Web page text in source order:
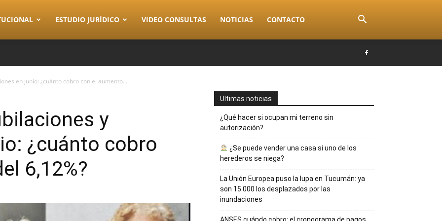
ESTUDIO JURÍDICO VIDEO CONSULTAS NOTICIAS CONTACTO
en junio: ¿cuánto cobro con el aumento...
y
¿cuánto cobro
6,12%?
Ultimas noticias
¿Qué hacer si ocupan mi terreno sin
autorización?
¿Se puede vender una casa si uno de los
herederos se niega?
La Unión Europea puso la lupa en Tucumán: ya
son 15.000 los desplazados por las
inundaciones